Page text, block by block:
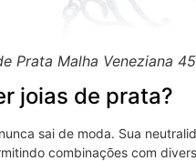
Prata Malha Veneziana
joias de prata?
sai de moda. Sua
combinações com